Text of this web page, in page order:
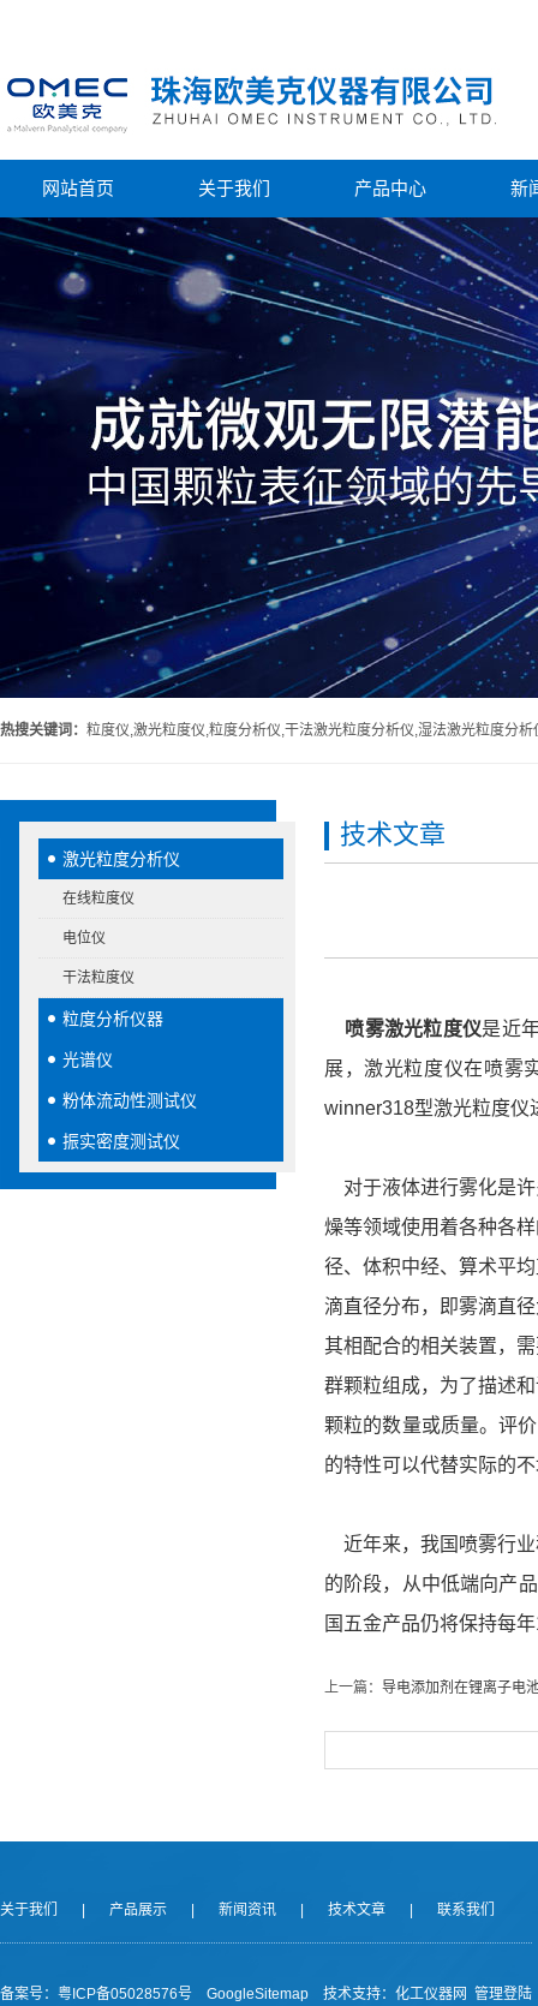
网站首页 关于我们 产品中心 新
热搜关键词： 粒度仪,激光粒度仪,粒度分析仪,干法激光粒度分析仪,湿法激光粒度分析
激光粒度分析仪
在线粒度仪
电位仪
干法粒度仪
粒度分析仪器
光谱仪
粉体流动性测试仪
振实密度测试仪
技术文章
喷雾激光粒度仪是近
展，激光粒度仪在喷雾
winner318型激光粒度仪
对于液体进行雾化是许
燥等领域使用着各种各
径、体积中经、算术平
滴直径分布，即雾滴直
其相配合的相关装置，
群颗粒组成，为了描述
颗粒的数量或质量。评
的特性可以代替实际的
近年来，我国喷雾行业
的阶段，从中低端向产
国五金产品仍将保持每
上一篇： 导电添加剂在锂离子电
关于我们 产品展示 新闻资讯 技术文章 联系我们
备案号： 粤ICP备05028576号 GoogleSitemap 技术支持： 化工仪器网 管理登陆